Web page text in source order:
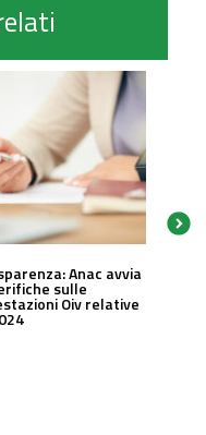
Anac avvia
sulle
Oiv relative